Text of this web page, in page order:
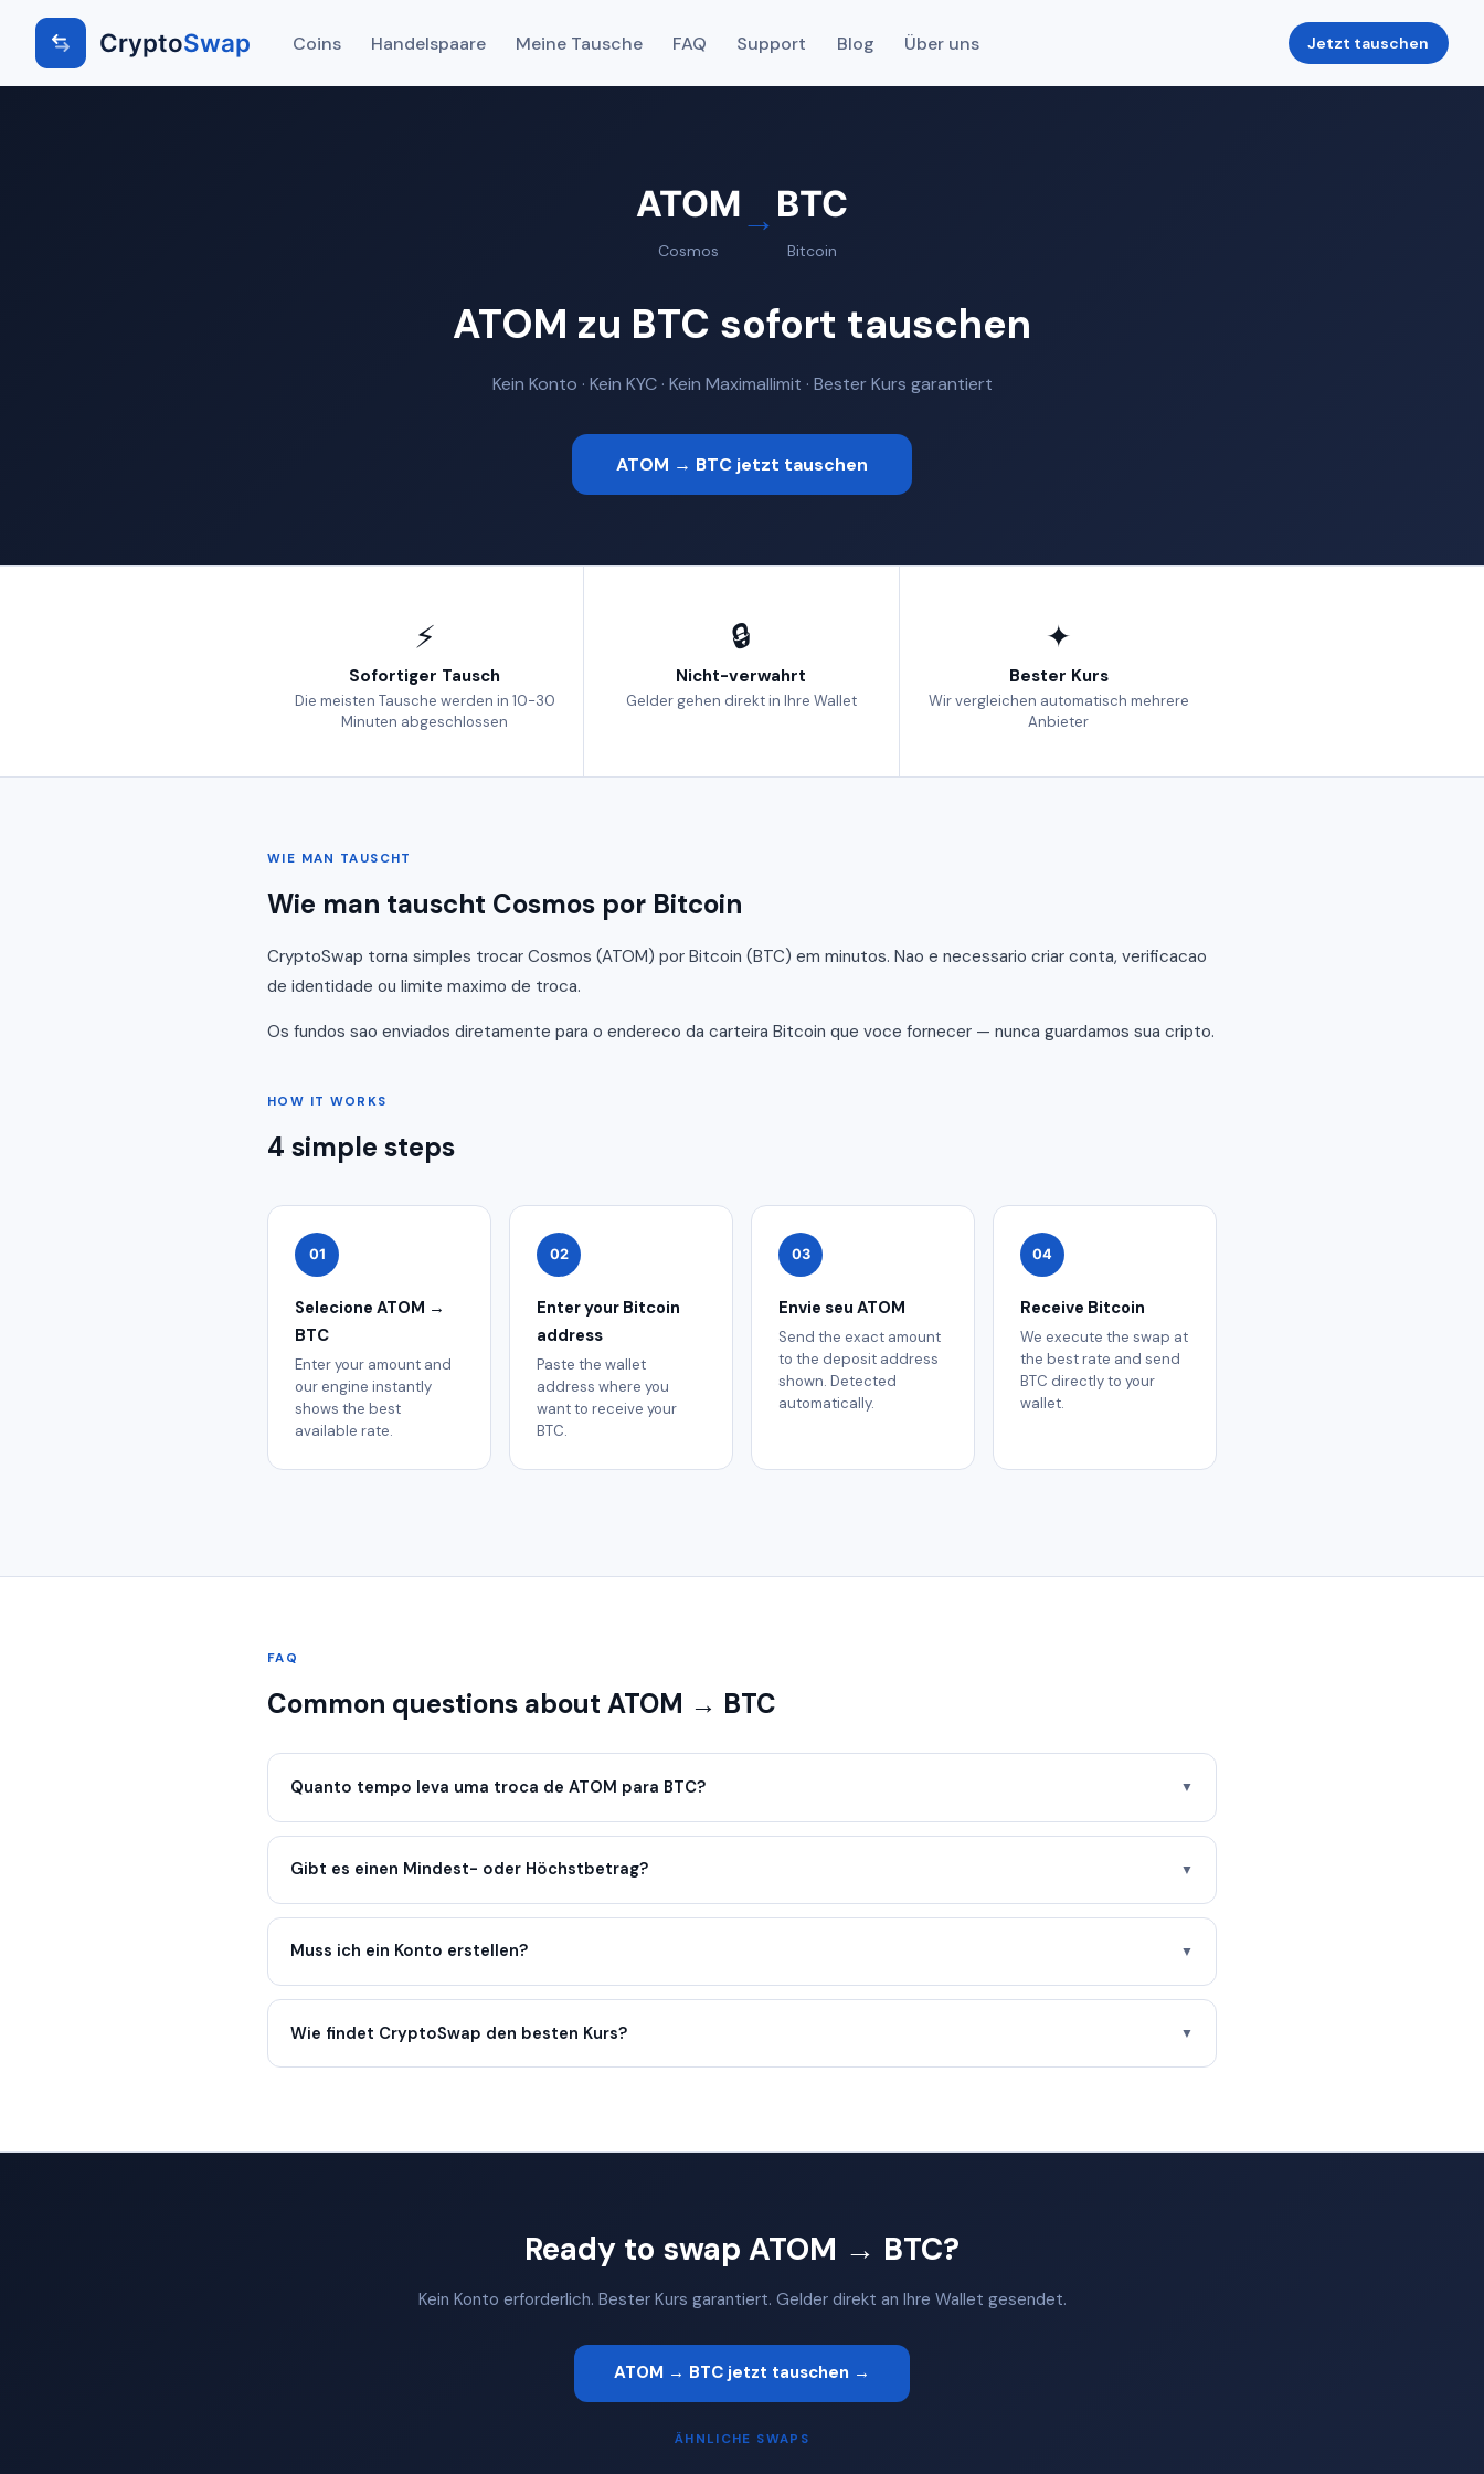
CryptoSwap Coins Handelspaare Meine Tausche FAQ Support Blog Über uns Jetzt tauschen
ATOM
Cosmos
→ BTC
Bitcoin
ATOM zu BTC sofort tauschen
Kein Konto · Kein KYC · Kein Maximallimit · Bester Kurs garantiert
ATOM → BTC jetzt tauschen
⚡
Sofortiger Tausch
Die meisten Tausche werden in 10-30
Minuten abgeschlossen
🔒
Nicht-verwahrt
Gelder gehen direkt in Ihre Wallet
✦
Bester Kurs
Wir vergleichen automatisch mehrere
Anbieter
WIE MAN TAUSCHT
Wie man tauscht Cosmos por Bitcoin
CryptoSwap torna simples trocar Cosmos (ATOM) por Bitcoin (BTC) em minutos. Nao e necessario criar conta, verificacao
de identidade ou limite maximo de troca.
Os fundos sao enviados diretamente para o endereco da carteira Bitcoin que voce fornecer — nunca guardamos sua cripto.
HOW IT WORKS
4 simple steps
01
Selecione ATOM →
BTC
Enter your amount and
our engine instantly
shows the best
available rate.
02
Enter your Bitcoin
address
Paste the wallet
address where you
want to receive your
BTC.
03
Envie seu ATOM
Send the exact amount
to the deposit address
shown. Detected
automatically.
04
Receive Bitcoin
We execute the swap at
the best rate and send
BTC directly to your
wallet.
FAQ
Common questions about ATOM → BTC
Quanto tempo leva uma troca de ATOM para BTC? ▼
Gibt es einen Mindest- oder Höchstbetrag? ▼
Muss ich ein Konto erstellen? ▼
Wie findet CryptoSwap den besten Kurs? ▼
Ready to swap ATOM → BTC?
Kein Konto erforderlich. Bester Kurs garantiert. Gelder direkt an Ihre Wallet gesendet.
ATOM → BTC jetzt tauschen →
ÄHNLICHE SWAPS